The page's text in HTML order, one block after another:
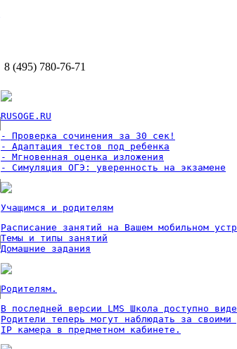
8 (495) 780-76-71
RUSOGE.RU
- Проверка сочинения за 30 сек!
- Адаптация тестов под ребенка
- Мгновенная оценка изложения
- Симуляция ОГЭ: уверенность на экзамене
Учащимся и родителям
Расписание занятий на Вашем мобильном
Темы и типы занятий
Домашние задания
Родителям.
В последней версии LMS Школа доступно
Родители теперь могут наблюдать за
IP камера в предметном кабинете.